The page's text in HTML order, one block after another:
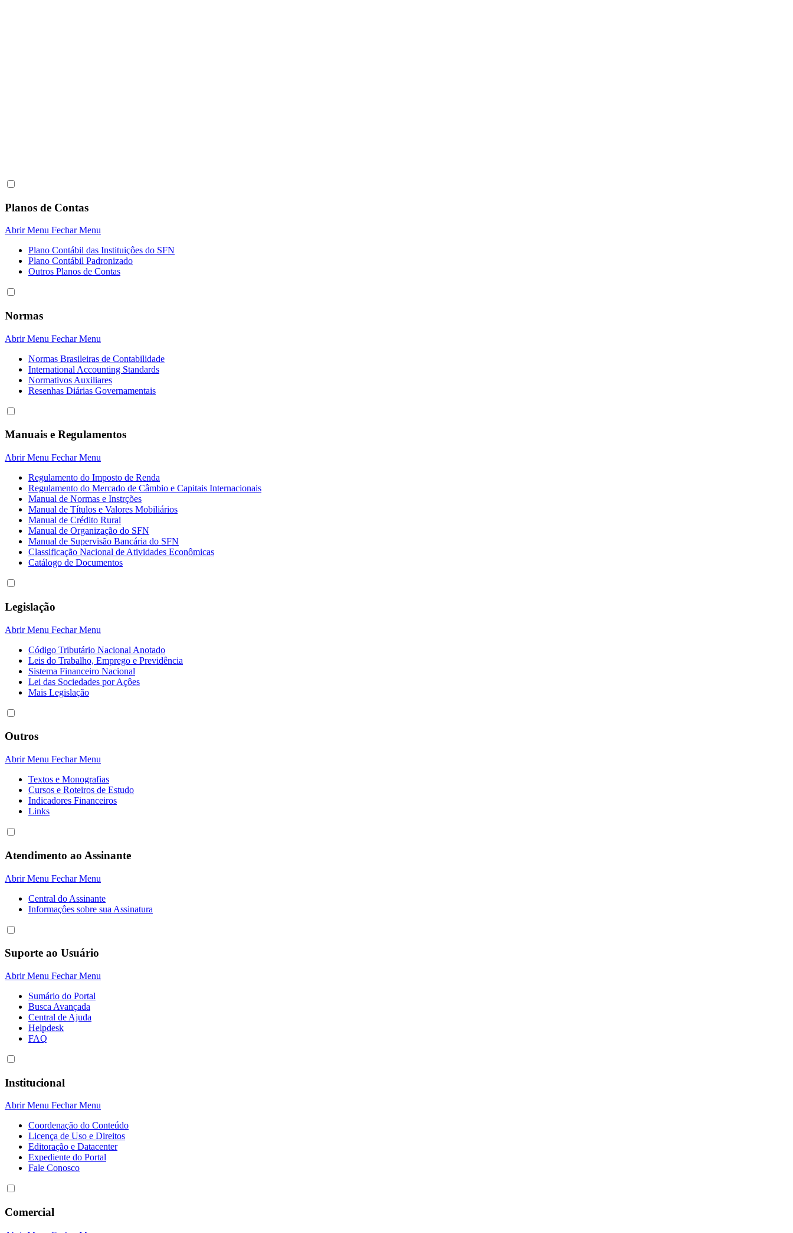
Planos de Contas
Abrir Menu Fechar Menu
Plano Contábil das Instituiçôes do SFN
Plano Contábil Padronizado
Outros Planos de Contas
Normas
Abrir Menu Fechar Menu
Normas Brasileiras de Contabilidade
International Accounting Standards
Normativos Auxiliares
Resenhas Diárias Governamentais
Manuais e Regulamentos
Abrir Menu Fechar Menu
Regulamento do Imposto de Renda
Regulamento do Mercado de Câmbio e Capitais Internacionais
Manual de Normas e Instrções
Manual de Títulos e Valores Mobiliários
Manual de Crédito Rural
Manual de Organização do SFN
Manual de Supervisão Bancária do SFN
Classificação Nacional de Atividades Econômicas
Catálogo de Documentos
Legislação
Abrir Menu Fechar Menu
Código Tributário Nacional Anotado
Leis do Trabalho, Emprego e Previdência
Sistema Financeiro Nacional
Lei das Sociedades por Açôes
Mais Legislação
Outros
Abrir Menu Fechar Menu
Textos e Monografias
Cursos e Roteiros de Estudo
Indicadores Financeiros
Links
Atendimento ao Assinante
Abrir Menu Fechar Menu
Central do Assinante
Informaçôes sobre sua Assinatura
Suporte ao Usuário
Abrir Menu Fechar Menu
Sumário do Portal
Busca Avançada
Central de Ajuda
Helpdesk
FAQ
Institucional
Abrir Menu Fechar Menu
Coordenação do Conteúdo
Licença de Uso e Direitos
Editoração e Datacenter
Expediente do Portal
Fale Conosco
Comercial